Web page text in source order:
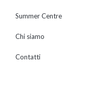
Summer Centre
Chi siamo
Contatti